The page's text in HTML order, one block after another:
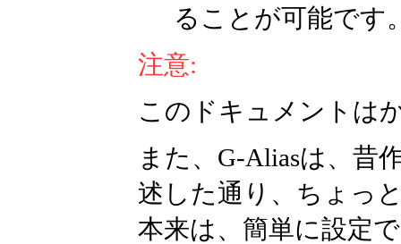
ることが可能です
注意:
このドキュメントは
また、G-Aliasは、昔
述した通り、ちょっ
本来は、簡単に設定